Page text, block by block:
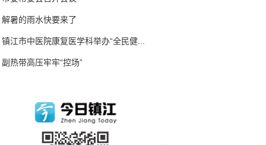
解暑的雨水快要来了
镇江市中医院康复医学科举办“全民健...
副热带高压牢牢“控场”